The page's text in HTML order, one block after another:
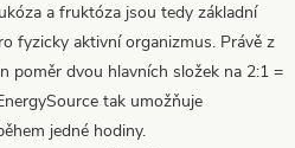
a fruktóza jsou tedy základní
fyzicky aktivní organizmus. Právě z
poměr dvou hlavních složek na 2:1 =
tak umožňuje
jedné hodiny.